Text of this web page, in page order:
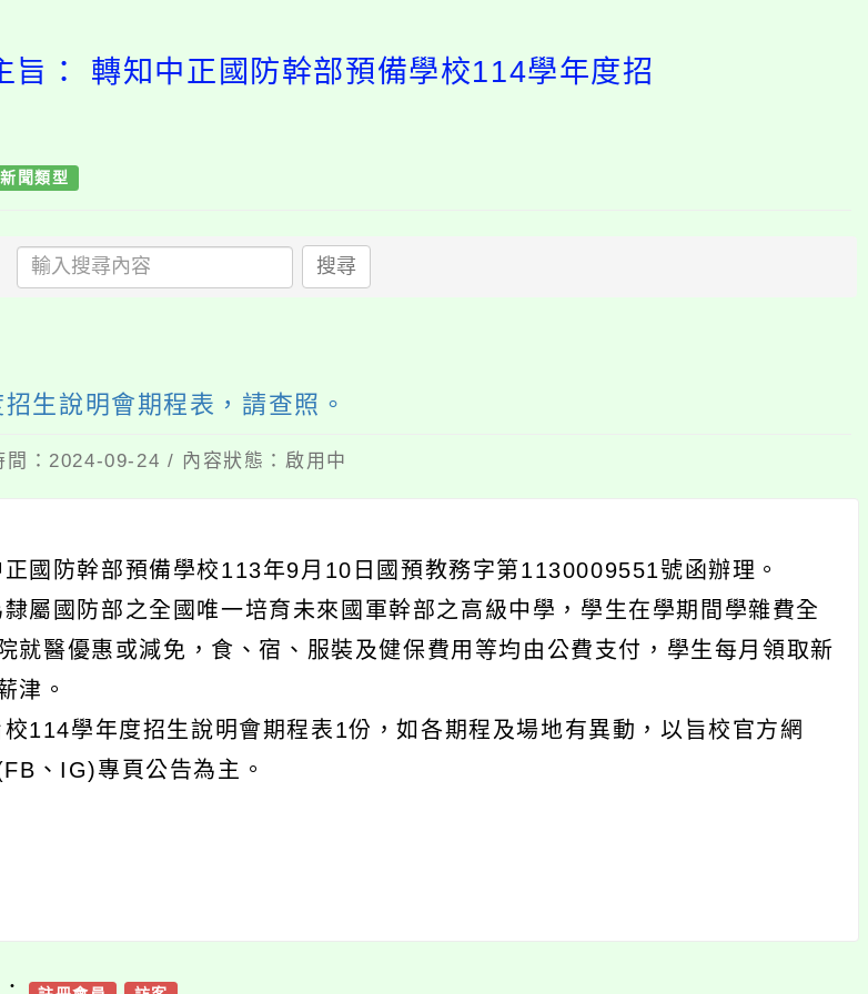
旨： 轉知中正國防幹部預備學校114學年度招
新聞類型
搜尋
生說明會期程表，請查照。
：2024-09-24 / 內容狀態：啟用中
防幹部預備學校113年9月10日國預教務字第1130009551號函辦理。
國防部之全國唯一培育未來國軍幹部之高級中學，學生在學期間學雜費全
就醫優惠或減免，食、宿、服裝及健保費用等均由公費支付，學生每月領取新
津。
學年度招生說明會期程表1份，如各期程及場地有異動，以旨校官方網
、IG)專頁公告為主。